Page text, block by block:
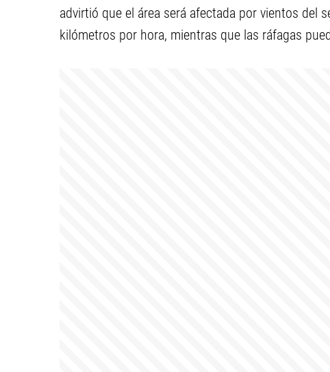
advirtió que el área será afectada por vientos del
kilómetros por hora, mientras que las ráfagas